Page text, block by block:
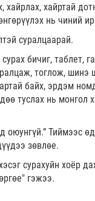
хайрлах, хайртай
нь
суралцаарай.
бичиг, таблет,
тоглож,
байх, эрдэм
туслах нь монгол
оюунгүй.” Тиймээс
зөвлөе.
сурахуйн хоёр
гэжээ.